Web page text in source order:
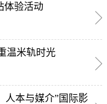
体验活动
温米轨时光
人本与媒介”国际影